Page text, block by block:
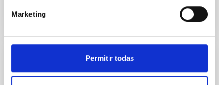
Marketing
Permitir todas
NÚMERO DE CITAS
Clues to inside-out quenching in quiescent